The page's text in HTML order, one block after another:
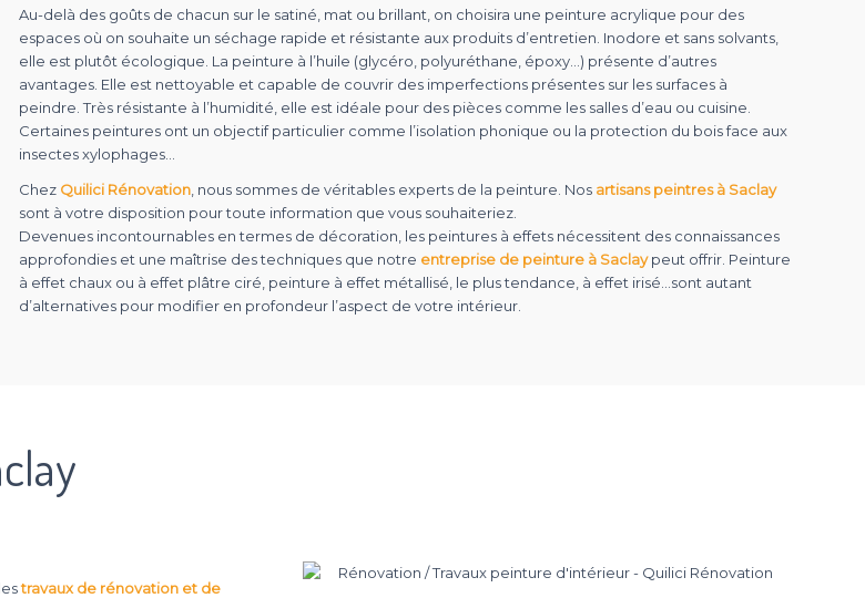
Au-delà des goûts de chacun sur le satiné, mat ou brillant, on choisira une peinture acrylique pour des
espaces où on souhaite un séchage rapide et résistante aux produits d’entretien. Inodore et sans solvants,
elle est plutôt écologique. La peinture à l’huile (glycéro, polyuréthane, époxy…) présente d’autres
avantages. Elle est nettoyable et capable de couvrir des imperfections présentes sur les surfaces à
peindre. Très résistante à l’humidité, elle est idéale pour des pièces comme les salles d’eau ou cuisine.
Certaines peintures ont un objectif particulier comme l’isolation phonique ou la protection du bois face aux
insectes xylophages…
Chez Quilici Rénovation , nous sommes de véritables experts de la peinture. Nos artisans peintres à Saclay
sont à votre disposition pour toute information que vous souhaiteriez.
Devenues incontournables en termes de décoration, les peintures à effets nécessitent des connaissances
approfondies et une maîtrise des techniques que notre entreprise de peinture à Saclaypeut offrir. Peinture
à effet chaux ou à effet plâtre ciré, peinture à effet métallisé, le plus tendance, à effet irisé…sont autant
d’alternatives pour modifier en profondeur l’aspect de votre intérieur.
travaux de rénovation et de